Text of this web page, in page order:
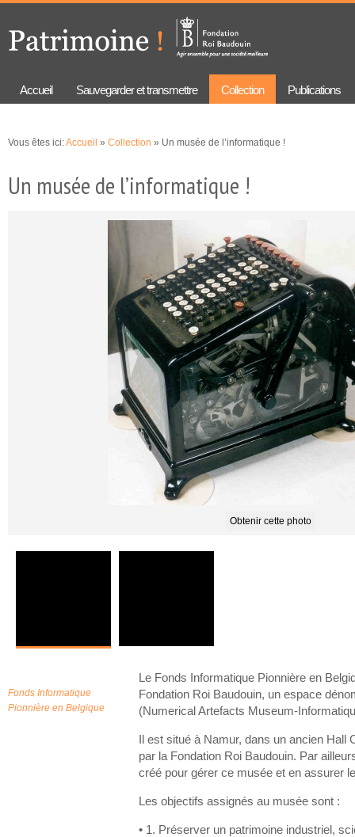
principal
Accueil Sauvegarder et transmettre Collection Publications
Vous êtes ici:Accueil » Collection » Un musée de l’informatique !
Un musée de l’informatique !
Obtenir cette photo
Le Fonds Informatique Pionnière en
Fondation Roi Baudouin, un espace
(Numerical Artefacts Museum-
Il est situé à Namur, dans un ancien
par la Fondation Roi Baudouin. Par
créé pour gérer ce musée et en assurer
Les objectifs assignés au musée sont :
• 1. Préserver un patrimoine industriel,
Fonds Informatique
Pionnière en Belgique